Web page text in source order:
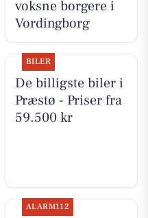
voksne borgere i
Vordingborg
BILER
De billigste biler i
Præstø - Priser fra
59.500 kr
ALARM112